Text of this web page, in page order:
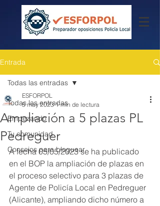
Entrada
Todas las entradas
Empezando
Tu comunidad
Consejos para bloguear
Todas las entradas
Ampliación a 5 plazas PL
Pedreguer
ESFORPOL
5 may 2023 1 min de lectura
A fecha 05/05/2023 se ha publicado
en el BOP la ampliación de plazas en
el proceso selectivo para 3 plazas de
Agente de Policía Local en Pedreguer
(Alicante), ampliando dicho número a